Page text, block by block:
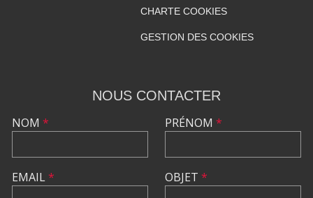
CHARTE COOKIES
GESTION DES COOKIES
NOUS CONTACTER
NOM *
EMAIL*
PRÉNOM *
OBJET *